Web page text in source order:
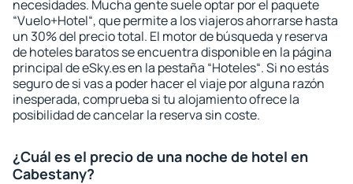
necesidades. Mucha gente suele optar por el paquete
“Vuelo+Hotel“, que permite a los viajeros ahorrarse hasta
un 30% del precio total. El motor de búsqueda y reserva
de hoteles baratos se encuentra disponible en la página
principal de eSky.es en la pestaña “Hoteles“. Si no estás
seguro de si vas a poder hacer el viaje por alguna razón
inesperada, comprueba si tu alojamiento ofrece la
posibilidad de cancelar la reserva sin coste.
¿Cuál es el precio de una noche de hotel en
Cabestany?